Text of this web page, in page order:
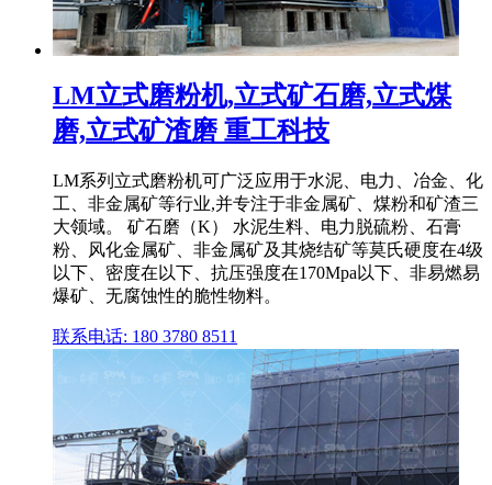
LM立式磨粉机,立式矿石磨,立式煤
磨,立式矿渣磨 重工科技
LM系列立式磨粉机可广泛应用于水泥、电力、冶金、化
工、非金属矿等行业,并专注于非金属矿、煤粉和矿渣三
大领域。 矿石磨（K） 水泥生料、电力脱硫粉、石膏
粉、风化金属矿、非金属矿及其烧结矿等莫氏硬度在4级
以下、密度在以下、抗压强度在170Mpa以下、非易燃易
爆矿、无腐蚀性的脆性物料。
联系电话: 180 3780 8511